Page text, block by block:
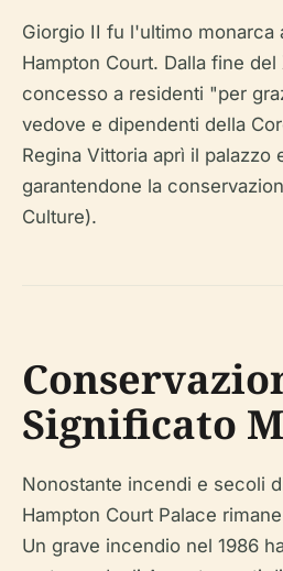
Giorgio II fu l'ultimo monarca
Hampton Court. Dalla fine
concesso a residenti "per
vedove e dipendenti della
Regina Vittoria aprì il palazzo
garantendone la
Culture).
Significato
Nonostante incendi e secoli
Hampton Court Palace
Un grave incendio nel 1986